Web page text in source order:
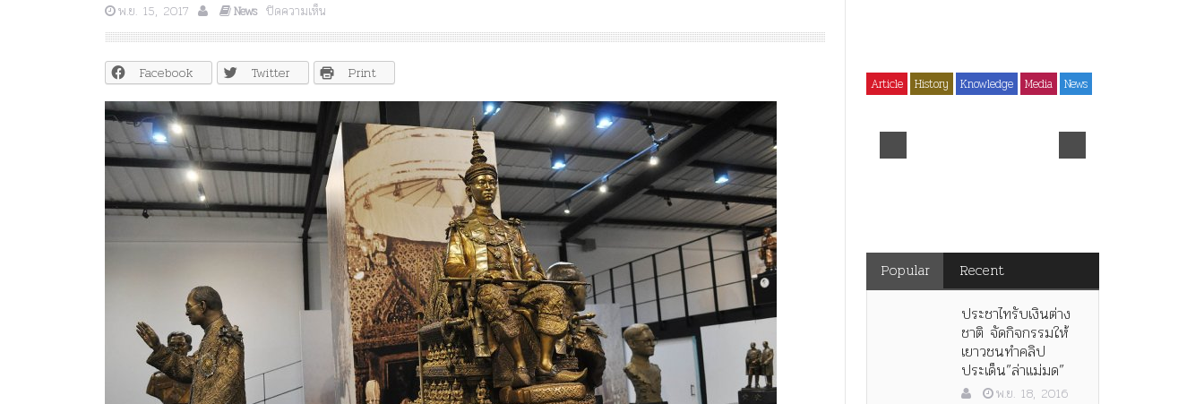
พ.ย. 15, 2017 News ปิดความเห็น
พล.อ.ไพบูลย์
องคมนตรี
เปิด
นิทรรศการ
“พ่อ
ไม่
ได้
จาก
ไป
ไหน”
Facebook Twitter Print
“เทวรูปพระยาพหลพล
พยุหเสนา” “อรุณเทพบุตร”
และ “เทพีรัฐธรรมนูญ” เทพ
องค์ใหม่ใน “ศิลปะคณะ
ราษฎร”
พระราชมารดา ผู้ทรงปิดทอง
หลังพระ
Article History Knowledge Media News
คำสารภาพของอดีตคณะราษฎร
Popular Recent
ประชาไทรับเงินต่าง
ชาติ จัดกิจกรรมให้
เยาวชนทำคลิป
ประเด็น”ล่าแม่มด”
พ.ย. 18, 2016